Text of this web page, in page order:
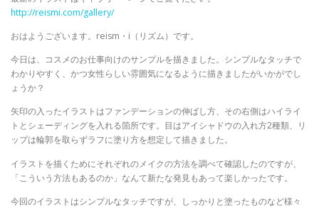
http://reismi.com/gallery/
おはようございます。reism・i（リズム）です。
今日は、コスメのお仕事向けのサンプルを描きました。シンプルなタッチで
わかりやすく、かつ女性らしい雰囲気になるように描きましたがいかがでし
ょうか？
矢印の入ったイラストはファンデーションの伸ばし方、その右側はハイライ
トとシェーディングを入れる箇所です。目はアイシャドウの入れ方2種類、リ
ップは輪郭を取らずラフに塗り方を想定して描きました。
イラストを描くためにそれぞれのメイクの方法を調べて確認したのですが、
「こういう方法もあるのか」なんて新たな発見もあって楽しかったです。
今回のイラストはシンプルなタッチですが、しっかりと塗ったものなど様々